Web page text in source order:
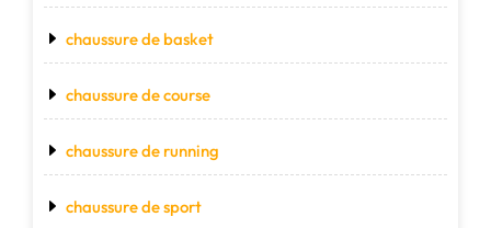
chaussure de basket
chaussure de course
chaussure de running
chaussure de sport